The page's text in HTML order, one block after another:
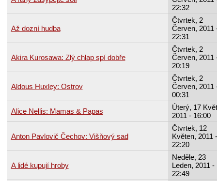
22:32
Až dozní hudba
Čtvrtek, 2
Červen, 2011
22:31
Akira Kurosawa: Zlý chlap spí dobře
Čtvrtek, 2
Červen, 2011
20:19
Aldous Huxley: Ostrov
Čtvrtek, 2
Červen, 2011
00:31
Alice Nellis: Mamas & Papas
Úterý, 17
2011 - 16:00
Anton Pavlovič Čechov: Višňový sad
Čtvrtek, 12
Květen, 2011 -
22:20
A lidé kupují hroby
Neděle, 23
Leden, 2011 -
22:49